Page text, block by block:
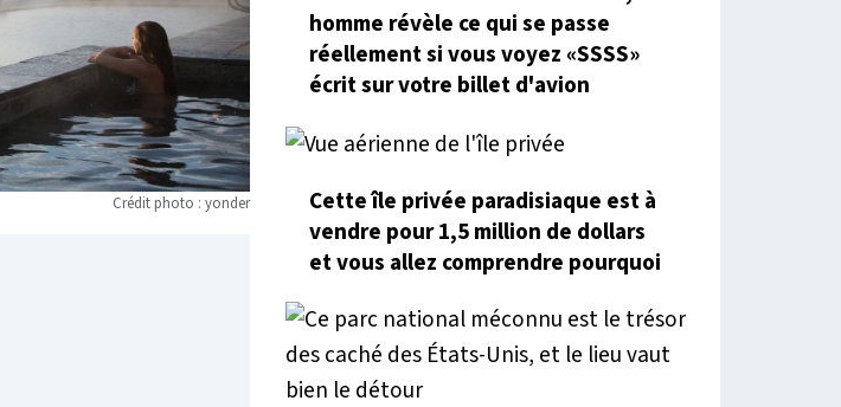
Crédit photo : yonder
homme révèle ce qui se passe
réellement si vous voyez «SSSS»
écrit sur votre billet d'avion
Cette île privée paradisiaque est à
vendre pour 1,5 million de dollars
et vous allez comprendre pourquoi